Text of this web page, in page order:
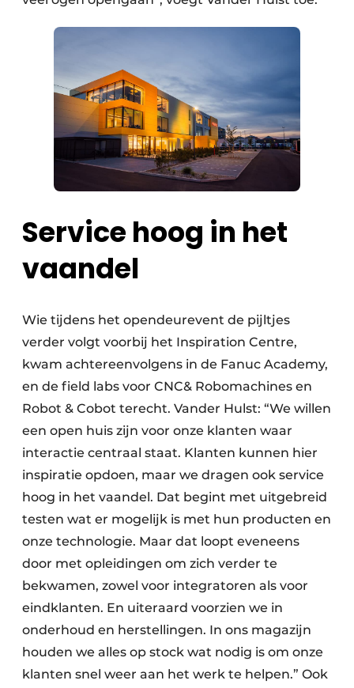
Service hoog in het
vaandel
Wie tijdens het opendeurevent de pijltjes
verder volgt voorbij het Inspiration Centre,
kwam achtereenvolgens in de Fanuc Academy,
en de field labs voor CNC& Robomachines en
Robot & Cobot terecht. Vander Hulst: “We willen
een open huis zijn voor onze klanten waar
interactie centraal staat. Klanten kunnen hier
inspiratie opdoen, maar we dragen ook service
hoog in het vaandel. Dat begint met uitgebreid
testen wat er mogelijk is met hun producten en
onze technologie. Maar dat loopt eveneens
door met opleidingen om zich verder te
bekwamen, zowel voor integratoren als voor
eindklanten. En uiteraard voorzien we in
onderhoud en herstellingen. In ons magazijn
houden we alles op stock wat nodig is om onze
klanten snel weer aan het werk te helpen.” Ook